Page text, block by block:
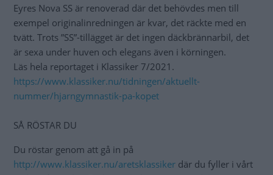
Eyres Nova SS är renoverad där det behövdes men till
exempel originalinredningen är kvar, det räckte med en
tvätt. Trots ”SS”-tillägget är det ingen däckbrännarbil, det
är sexa under huven och elegans även i körningen.
Läs hela reportaget i Klassiker 7/2021.
https://www.klassiker.nu/tidningen/aktuellt-
nummer/hjarngymnastik-pa-kopet
SÅ RÖSTAR DU
Du röstar genom att gå in på
http://www.klassiker.nu/aretsklassiker där du fyller i vårt